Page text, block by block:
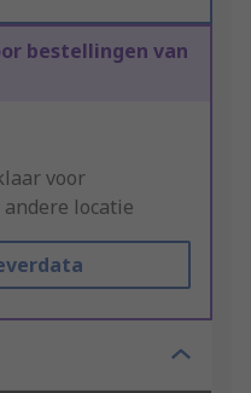
bestellingen van
voor
locatie